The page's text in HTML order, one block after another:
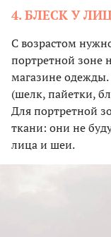
4. БЛЕСК У
С возрастом
портретной зоне
магазине
(шелк, пайетки,
Для портретной
ткани: они не
лица и шеи.